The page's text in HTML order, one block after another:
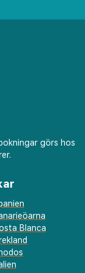
görs hos
Blanca